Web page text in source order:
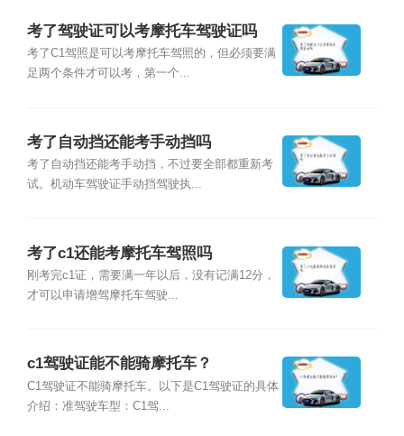
考了驾驶证可以考摩托车驾驶证吗
考了C1驾照是可以考摩托车驾照的，但必须要满
足两个条件才可以考，第一个...
考了自动挡还能考手动挡吗
考了自动挡还能考手动挡，不过要全部都重新考
试。机动车驾驶证手动挡驾驶执...
考了c1还能考摩托车驾照吗
刚考完c1证，需要满一年以后，没有记满12分，
才可以申请增驾摩托车驾驶...
c1驾驶证能不能骑摩托车？
C1驾驶证不能骑摩托车。以下是C1驾驶证的具体
介绍：准驾驶车型：C1驾...